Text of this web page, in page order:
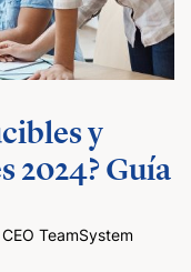
y
2024? Guía
TeamSystem